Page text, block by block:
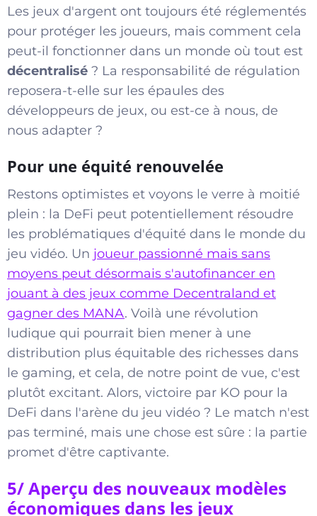
Les jeux d'argent ont toujours été réglementés
pour protéger les joueurs, mais comment cela
peut-il fonctionner dans un monde où tout est
décentralisé ? La responsabilité de régulation
reposera-t-elle sur les épaules des
développeurs de jeux, ou est-ce à nous, de
nous adapter ?
Pour une équité renouvelée
Restons optimistes et voyons le verre à moitié
plein : la DeFi peut potentiellement résoudre
les problématiques d'équité dans le monde du
jeu vidéo. Un joueur passionné mais sans
moyens peut désormais s'autofinancer en
jouant à des jeux comme Decentraland et
gagner des MANA. Voilà une révolution
ludique qui pourrait bien mener à une
distribution plus équitable des richesses dans
le gaming, et cela, de notre point de vue, c'est
plutôt excitant. Alors, victoire par KO pour la
DeFi dans l'arène du jeu vidéo ? Le match n'est
pas terminé, mais une chose est sûre : la partie
promet d'être captivante.
5/ Aperçu des nouveaux modèles
économiques dans les jeux